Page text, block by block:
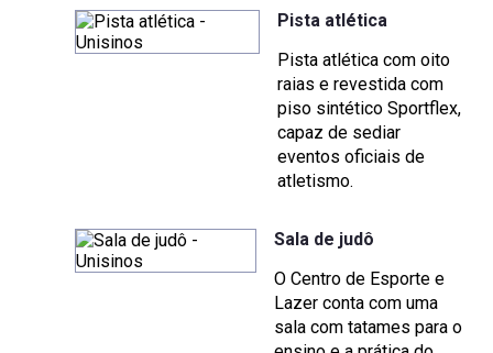
Pista atlética
Pista atlética com oito
raias e revestida com
piso sintético Sportflex,
capaz de sediar
eventos oficiais de
atletismo.
Sala de judô
O Centro de Esporte e
Lazer conta com uma
sala com tatames para o